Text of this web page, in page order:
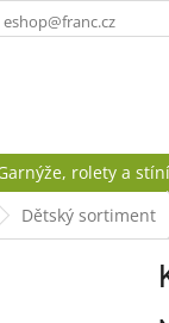
eshop@franc.cz
rolety a
Dětský sortiment